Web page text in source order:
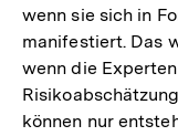
wenn sie sich in
manifestiert. Das
wenn die
können nur